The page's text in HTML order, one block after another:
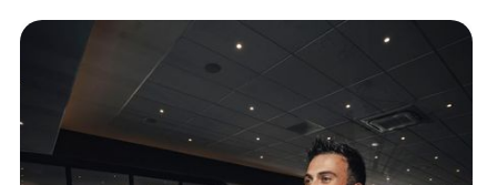
Cours